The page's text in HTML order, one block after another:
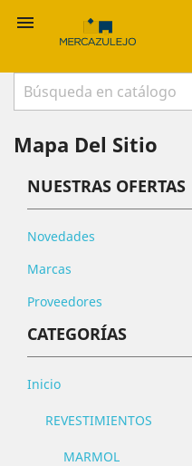

Mapa Del Sitio
NUESTRAS OFERTAS
Novedades
Marcas
Proveedores
CATEGORÍAS
Inicio
REVESTIMIENTOS
MARMOL